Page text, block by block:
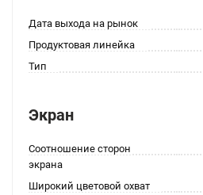
Дата выхода на рынок
Продуктовая линейка
Тип
Экран
Соотношение сторон
экрана
Широкий цветовой охват